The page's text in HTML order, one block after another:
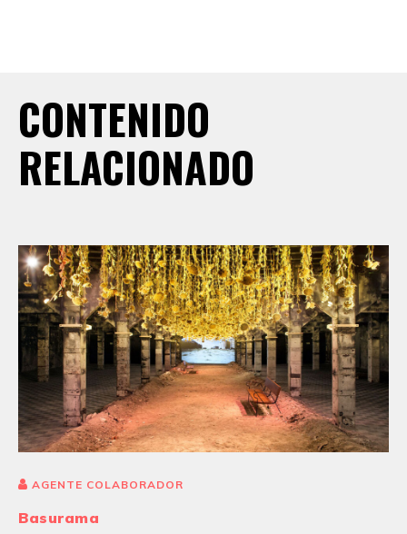
CONTENIDO
RELACIONADO
AGENTE COLABORADOR
Basurama